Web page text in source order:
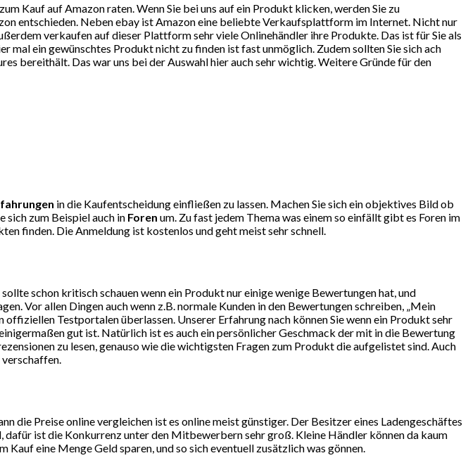
Kauf auf Amazon raten. Wenn Sie bei uns auf ein Produkt klicken, werden Sie zu
entschieden. Neben ebay ist Amazon eine beliebte Verkaufsplattform im Internet. Nicht nur
verkaufen auf dieser Plattform sehr viele Onlinehändler ihre Produkte. Das ist für Sie als
ein gewünschtes Produkt nicht zu finden ist fast unmöglich. Zudem sollten Sie sich ach
bereithält. Das war uns bei der Auswahl hier auch sehr wichtig. Weitere Gründe für den
in die Kaufentscheidung einfließen zu lassen. Machen Sie sich ein objektives Bild ob
sich zum Beispiel auch in Foren um. Zu fast jedem Thema was einem so einfällt gibt es Foren im
finden. Die Anmeldung ist kostenlos und geht meist sehr schnell.
schon kritisch schauen wenn ein Produkt nur einige wenige Bewertungen hat, und
Vor allen Dingen auch wenn z.B. normale Kunden in den Bewertungen schreiben, „Mein
Testportalen überlassen. Unserer Erfahrung nach können Sie wenn ein Produkt sehr
gut ist. Natürlich ist es auch ein persönlicher Geschmack der mit in die Bewertung
zu lesen, genauso wie die wichtigsten Fragen zum Produkt die aufgelistet sind. Auch
die Preise online vergleichen ist es online meist günstiger. Der Besitzer eines Ladengeschäftes
ist die Konkurrenz unter den Mitbewerbern sehr groß. Kleine Händler können da kaum
eine Menge Geld sparen, und so sich eventuell zusätzlich was gönnen.